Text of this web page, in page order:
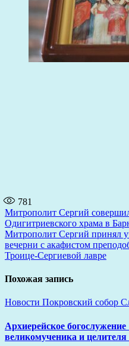
781
Навигация
по
записям
Митрополит Сергий
Одигитриевского храма в
Митрополит Сергий принял
вечерни с акафистом
Троице-Сергиевой лавре
Похожая запись
Новости Покровский собор
Архиерейское
великомученика и